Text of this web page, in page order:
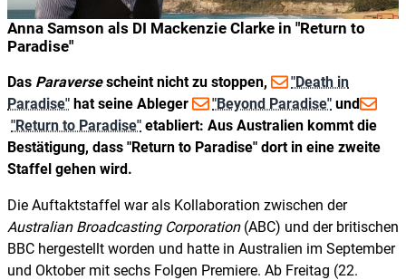
Anna Samson als DI Mackenzie Clarke in "Return to
Paradise"
Das Paraversescheint nicht zu stoppen,
"Death in
Paradise" hat seine Ableger "Beyond Paradise" und
"Return to Paradise" etabliert: Aus Australien kommt die
Bestätigung, dass "Return to Paradise" dort in eine zweite
Staffel gehen wird.
Die Auftaktstaffel war als Kollaboration zwischen der
Australian Broadcasting Corporation(ABC) und der britischen
BBC hergestellt worden und hatte in Australien im September
und Oktober mit sechs Folgen Premiere. Ab Freitag (22.